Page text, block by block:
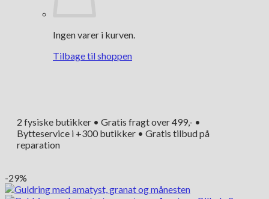
Ingen varer i kurven.
Tilbage til shoppen
2 fysiske butikker • Gratis fragt over 499,- •
Bytteservice i +300 butikker • Gratis tilbud på
reparation
-29%